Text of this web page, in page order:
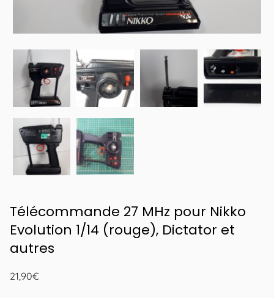
Télécommande 27 MHz pour Nikko
Evolution 1/14 (rouge), Dictator et
autres
21,90€